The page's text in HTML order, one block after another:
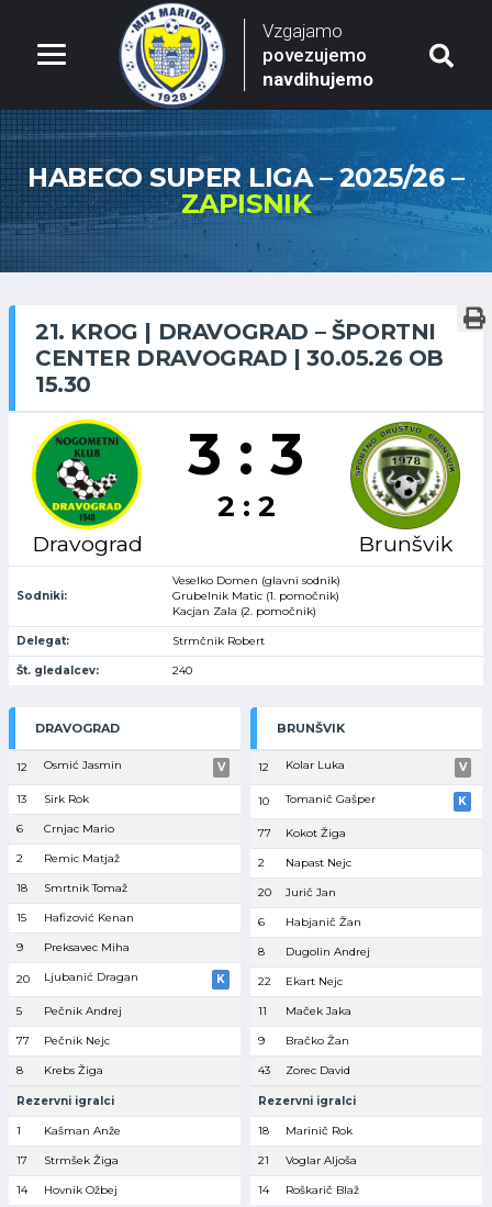
Vzgajamo
povezujemo
navdihujemo
HABECO SUPER LIGA – 2025/26 –
ZAPISNIK
21. KROG | DRAVOGRAD – ŠPORTNI
CENTER DRAVOGRAD | 30.05.26 OB
15.30
Dravograd
3 : 3
2 : 2
Brunšvik
Sodniki:
Veselko Domen (glavni sodnik)
Grubelnik Matic (1. pomočnik)
Kacjan Zala (2. pomočnik)
Delegat: Strmčnik Robert
Št. gledalcev: 240
DRAVOGRAD
12 Osmić Jasmin V
13 Sirk Rok
6 Crnjac Mario
2 Remic Matjaž
18 Smrtnik Tomaž
15 Hafizović Kenan
9 Preksavec Miha
20 Ljubanić Dragan K
5 Pečnik Andrej
77 Pečnik Nejc
8 Krebs Žiga
Rezervni igralci
1 Kašman Anže
17 Strmšek Žiga
14 Hovnik Ožbej
BRUNŠVIK
12 Kolar Luka V
10 Tomanič Gašper K
77 Kokot Žiga
2 Napast Nejc
20 Jurič Jan
6 Habjanič Žan
8 Dugolin Andrej
22 Ekart Nejc
11 Maček Jaka
9 Bračko Žan
43 Zorec David
Rezervni igralci
18 Marinič Rok
21 Voglar Aljoša
14 Roškarič Blaž